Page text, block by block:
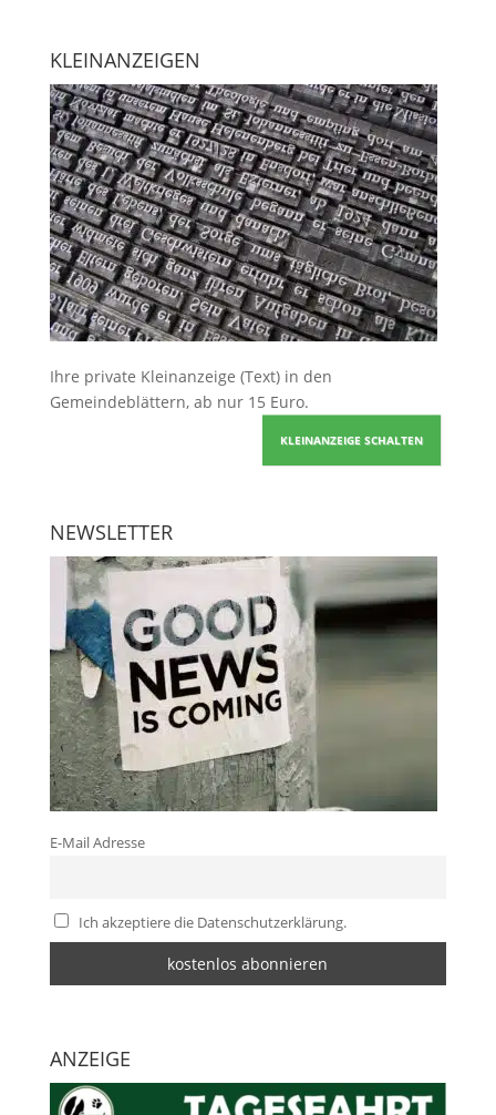
KLEINANZEIGEN
Ihre private Kleinanzeige (Text) in den
Gemeindeblättern, ab nur 15 Euro.
KLEINANZEIGE SCHALTEN
NEWSLETTER
E-Mail Adresse
Ich akzeptiere die Datenschutzerklärung.
ANZEIGE